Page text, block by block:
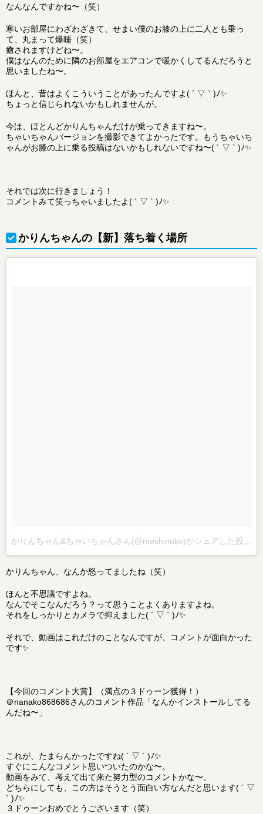
なんなんですかね〜（笑）
寒いお部屋にわざわざきて、せまい僕のお膝の上に二人とも乗っ
て、丸まって爆睡（笑）
癒されますけどね〜。
僕はなんのために隣のお部屋をエアコンで暖かくしてるんだろうと
思いましたね〜。
ほんと、昔はよくこういうことがあったんですよ( ´ ▽ ` )ﾉ✨
ちょっと信じられないかもしれませんが。
今は、ほとんどかりんちゃんだけが乗ってきますね〜。
ちゃいちゃんバージョンを撮影できてよかったです。もうちゃいち
ゃんがお膝の上に乗る投稿はないかもしれないですね〜( ´ ▽ ` )ﾉ✨
それでは次に行きましょう！
コメントみて笑っちゃいましたよ( ´ ▽ ` )ﾉ✨
かりんちゃんの【新】落ち着く場所
かりんちゃん&ちゃいちゃんさん(@moshinuko)がシェアした投稿
かりんちゃん、なんか怒ってましたね（笑）
ほんと不思議ですよね。
なんでそこなんだろう？って思うことよくありますよね。
それをしっかりとカメラで抑えました( ´ ▽ ` )ﾉ✨
それで、動画はこれだけのことなんですが、コメントが面白かった
です✨
【今回のコメント大賞】（満点の３ドゥーン獲得！）
＠nanako868686さんのコメント作品「なんかインストールしてる
んだね〜」
これが、たまらんかったですね( ´ ▽ ` )ﾉ✨
すぐにこんなコメント思いついたのかな〜。
動画をみて、考えて出て来た努力型のコメントかな〜。
どちらにしても、この方はそうとう面白い方なんだと思います( ´ ▽
` )ﾉ✨
３ドゥーンおめでとうございます（笑）